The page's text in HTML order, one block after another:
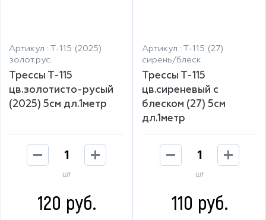
Артикул : Т-115 (2025)
золот.рус.
Трессы Т-115
цв.золотисто-русый
(2025) 5см дл.1метр
шт
120 руб.
Артикул : Т-115 (27)
сирень/блеск
Трессы Т-115
цв.сиреневый с
блеском (27) 5см
дл.1метр
шт
110 руб.